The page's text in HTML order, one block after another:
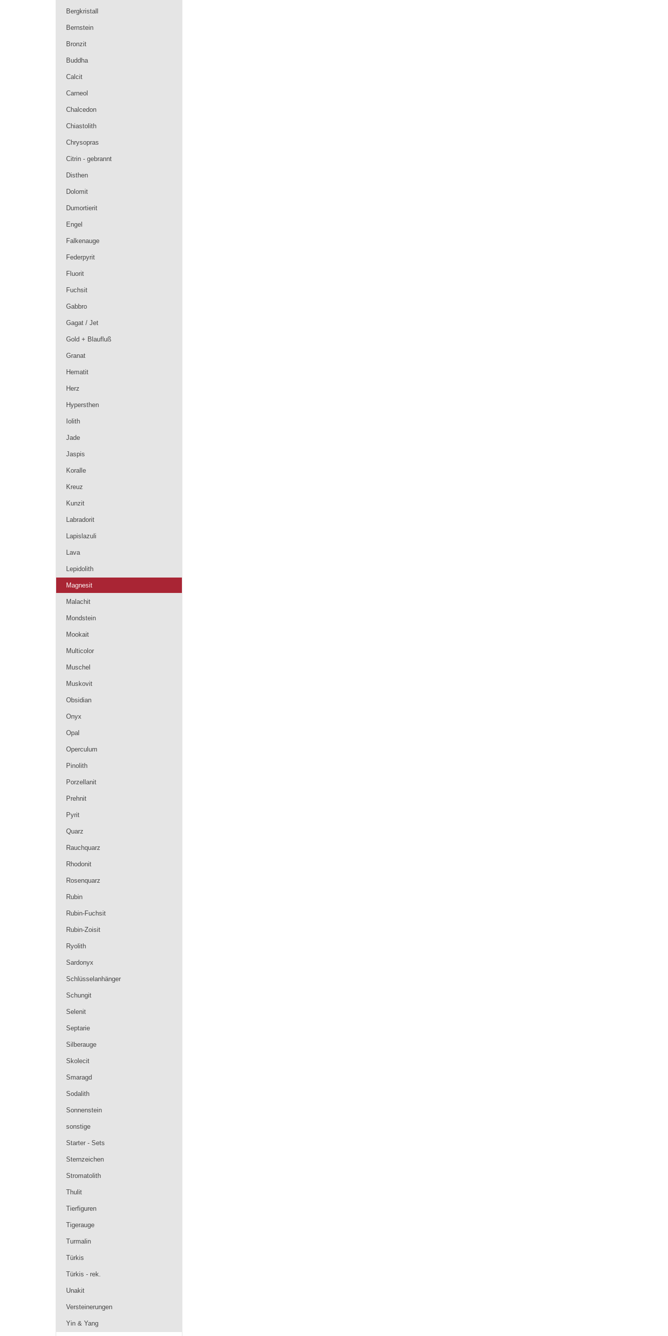
Bergkristall
Bernstein
Bronzit
Buddha
Calcit
Carneol
Chalcedon
Chiastolith
Chrysopras
Citrin - gebrannt
Disthen
Dolomit
Dumortierit
Engel
Falkenauge
Federpyrit
Fluorit
Fuchsit
Gabbro
Gagat / Jet
Gold + Blaufluß
Granat
Hematit
Herz
Hypersthen
Iolith
Jade
Jaspis
Koralle
Kreuz
Kunzit
Labradorit
Lapislazuli
Lava
Lepidolith
Magnesit
Malachit
Mondstein
Mookait
Multicolor
Muschel
Muskovit
Obsidian
Onyx
Opal
Operculum
Pinolith
Porzellanit
Prehnit
Pyrit
Quarz
Rauchquarz
Rhodonit
Rosenquarz
Rubin
Rubin-Fuchsit
Rubin-Zoisit
Ryolith
Sardonyx
Schlüsselanhänger
Schungit
Selenit
Septarie
Silberauge
Skolecit
Smaragd
Sodalith
Sonnenstein
sonstige
Starter - Sets
Sternzeichen
Stromatolith
Thulit
Tierfiguren
Tigerauge
Turmalin
Türkis
Türkis - rek.
Unakit
Versteinerungen
Yin & Yang